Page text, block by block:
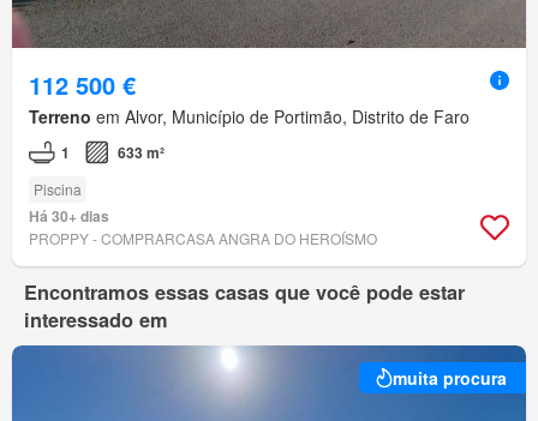
112 500 €
Terreno em Alvor, Município de Portimão, Distrito de Faro
1 633 m²
Piscina
Há 30+ dias
PROPPY - COMPRARCASA ANGRA DO HEROÍSMO
Encontramos essas casas que você pode estar
interessado em
muita procura